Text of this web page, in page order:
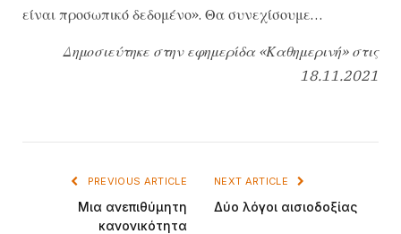
είναι προσωπικό δεδομένο». Θα συνεχίσουμε…
Δημοσιεύτηκε στην εφημερίδα «Καθημερινή» στις
18.11.2021
PREVIOUS ARTICLE
Μια ανεπιθύμητη
κανονικότητα
NEXT ARTICLE
Δύο λόγοι αισιοδοξίας